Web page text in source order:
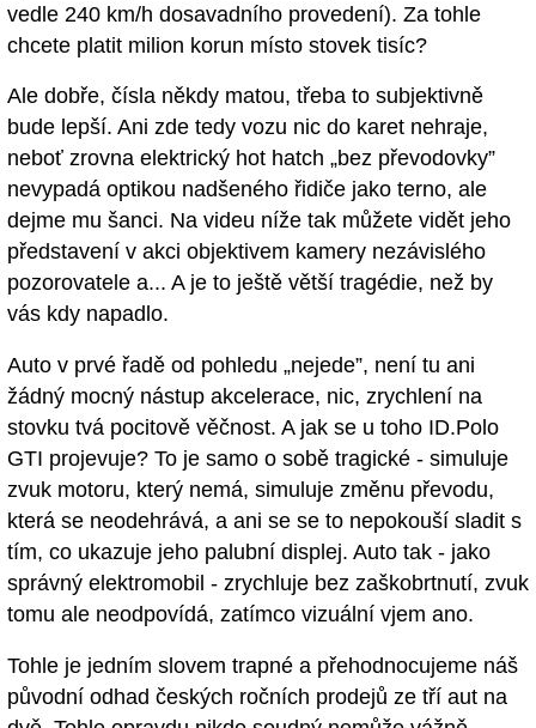
vedle 240 km/h dosavadního provedení). Za tohle
chcete platit milion korun místo stovek tisíc?
Ale dobře, čísla někdy matou, třeba to subjektivně
bude lepší. Ani zde tedy vozu nic do karet nehraje,
neboť zrovna elektrický hot hatch „bez převodovky”
nevypadá optikou nadšeného řidiče jako terno, ale
dejme mu šanci. Na videu níže tak můžete vidět jeho
představení v akci objektivem kamery nezávislého
pozorovatele a... A je to ještě větší tragédie, než by
vás kdy napadlo.
Auto v prvé řadě od pohledu „nejede”, není tu ani
žádný mocný nástup akcelerace, nic, zrychlení na
stovku tvá pocitově věčnost. A jak se u toho ID.Polo
GTI projevuje? To je samo o sobě tragické - simuluje
zvuk motoru, který nemá, simuluje změnu převodu,
která se neodehrává, a ani se se to nepokouší sladit s
tím, co ukazuje jeho palubní displej. Auto tak - jako
správný elektromobil - zrychluje bez zaškobrtnutí, zvuk
tomu ale neodpovídá, zatímco vizuální vjem ano.
Tohle je jedním slovem trapné a přehodnocujeme náš
původní odhad českých ročních prodejů ze tří aut na